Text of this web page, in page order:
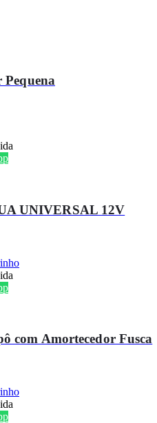
UNIVERSAL 12V
com Amortecedor Fusca